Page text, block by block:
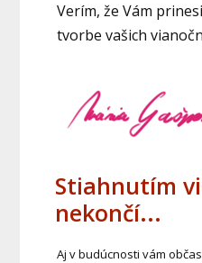
Verím, že Vám
tvorbe vašich
Stiahnutím
nekončí...
Aj v budúcnosti vám